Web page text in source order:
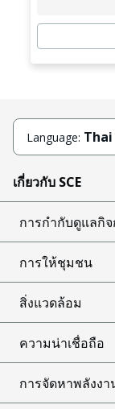
Language: Thai
เกี่ยวกับ SCE
การกำกับดูแลกิจ
การให้ชุมชน
สิ่งแวดล้อม
ความน่าเชื่อถือ
การจัดหาพลังงา